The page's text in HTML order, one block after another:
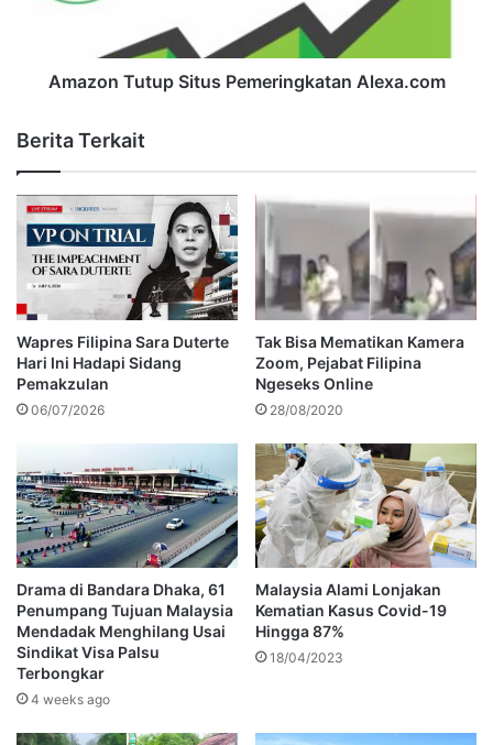
Amazon Tutup Situs Pemeringkatan Alexa.com
Berita Terkait
Wapres Filipina Sara Duterte
Hari Ini Hadapi Sidang
Pemakzulan
06/07/2026
Tak Bisa Mematikan Kamera
Zoom, Pejabat Filipina
Ngeseks Online
28/08/2020
Drama di Bandara Dhaka, 61
Penumpang Tujuan Malaysia
Mendadak Menghilang Usai
Sindikat Visa Palsu
Terbongkar
4 weeks ago
Malaysia Alami Lonjakan
Kematian Kasus Covid-19
Hingga 87%
18/04/2023